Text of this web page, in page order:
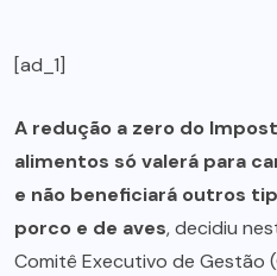
[ad_1]
A redução a zero do
alimentos só valerá para
e não beneficiará outros
porco e de aves, decidiu
Comitê Executivo de Gestão